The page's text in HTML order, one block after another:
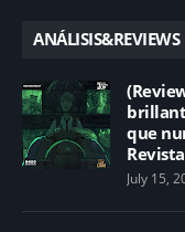
ANÁLISIS&REVIEWS
que
July 15,